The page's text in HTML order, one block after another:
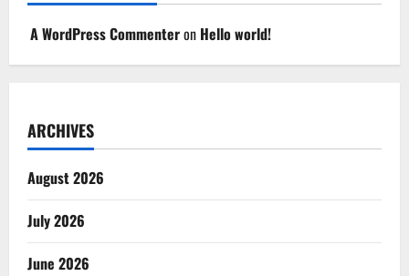
A WordPress Commenteron Hello world!
ARCHIVES
August 2026
July 2026
June 2026